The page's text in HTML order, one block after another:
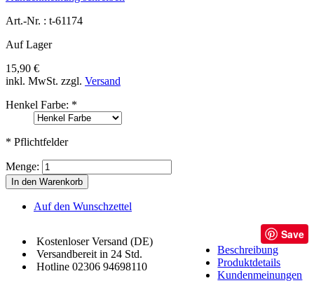
Art.-Nr. : t-61174
Auf Lager
15,90 €
inkl. MwSt. zzgl. Versand
Henkel Farbe: *
* Pflichtfelder
Menge:
In den Warenkorb
Auf den Wunschzettel
Kostenloser Versand (DE)
Versandbereit in 24 Std.
Hotline 02306 94698110
Save
Beschreibung
Produktdetails
Kundenmeinungen